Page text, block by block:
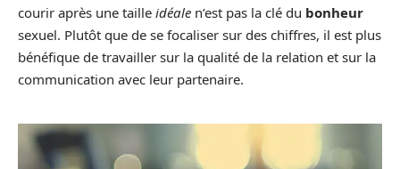
courir après une taille idéale n’est pas la clé du bonheur
sexuel. Plutôt que de se focaliser sur des chiffres, il est plus
bénéfique de travailler sur la qualité de la relation et sur la
communication avec leur partenaire.